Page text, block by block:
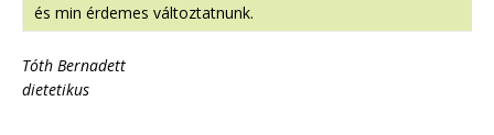
és min érdemes változtatnunk.
Tóth Bernadett
dietetikus